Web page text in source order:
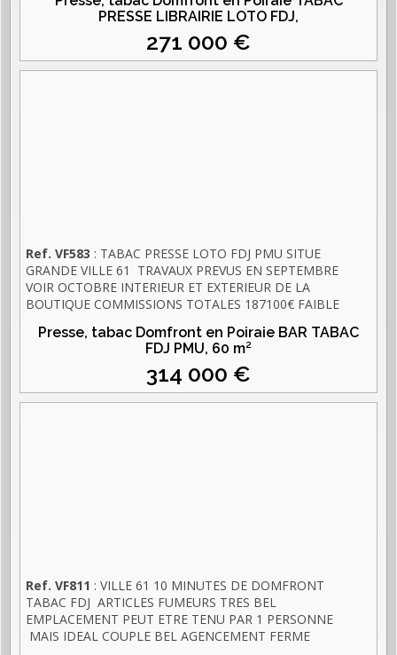
PRESSE LIBRAIRIE LOTO FDJ,
271 000 €
Ref. VF583 : TABAC PRESSE LOTO FDJ PMU SITUE
GRANDE VILLE 61 TRAVAUX PREVUS EN SEPTEMBRE
VOIR OCTOBRE INTERIEUR ET EXTERIEUR DE LA
BOUTIQUE COMMISSIONS TOTALES 187100€ FAIBLE
Presse, tabac Domfront en Poiraie BAR TABAC
FDJ PMU, 60 m²
314 000 €
Ref. VF811 : VILLE 61 10 MINUTES DE DOMFRONT
TABAC FDJ ARTICLES FUMEURS TRES BEL
EMPLACEMENT PEUT ETRE TENU PAR 1 PERSONNE
MAIS IDEAL COUPLE BEL AGENCEMENT FERME